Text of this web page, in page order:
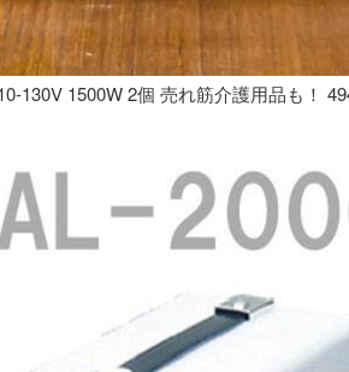
130V 1500W 2個 売れ筋介護用品も！